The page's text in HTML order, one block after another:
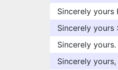
Sincerely yours
Sincerely yours
Sincerely yours.
Sincerely